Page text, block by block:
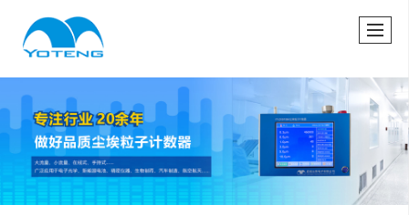
很遗憾，因您的浏览器版本过低导致无法获得最佳浏览体验，推荐下载安装谷歌浏览器！